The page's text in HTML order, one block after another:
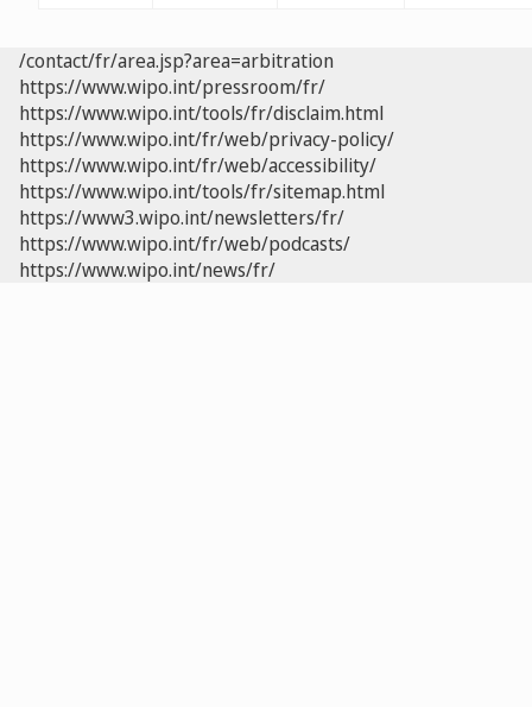
/contact/fr/area.jsp?area=arbitration
https://www.wipo.int/pressroom/fr/
https://www.wipo.int/tools/fr/disclaim.html
https://www.wipo.int/fr/web/privacy-policy/
https://www.wipo.int/fr/web/accessibility/
https://www.wipo.int/tools/fr/sitemap.html
https://www3.wipo.int/newsletters/fr/
https://www.wipo.int/fr/web/podcasts/
https://www.wipo.int/news/fr/